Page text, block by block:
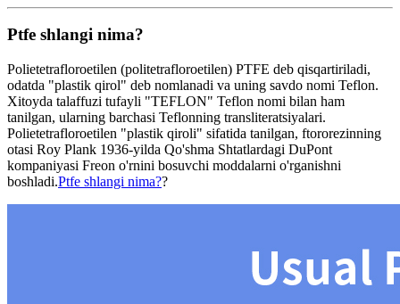
Ptfe shlangi nima?
Polietetrafloroetilen (politetrafloroetilen) PTFE deb qisqartiriladi,
odatda "plastik qirol" deb nomlanadi va uning savdo nomi Teflon.
Xitoyda talaffuzi tufayli "TEFLON" Teflon nomi bilan ham
tanilgan, ularning barchasi Teflonning transliteratsiyalari.
Polietetrafloroetilen "plastik qiroli" sifatida tanilgan, ftororezinning
otasi Roy Plank 1936-yilda Qo'shma Shtatlardagi DuPont
kompaniyasi Freon o'rnini bosuvchi moddalarni o'rganishni
boshladi.Ptfe shlangi nima??